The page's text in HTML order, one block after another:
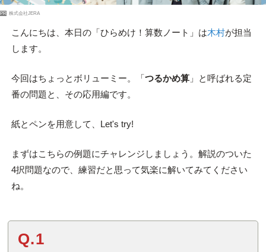
PR 株式会社JERA
こんにちは、本日の「ひらめけ！算数ノート」は木村が担当
します。
今回はちょっとボリューミー。「つるかめ算」と呼ばれる定
番の問題と、その応用編です。
紙とペンを用意して、Let's try!
まずはこちらの例題にチャレンジしましょう。解説のついた
4択問題なので、練習だと思って気楽に解いてみてください
ね。
Q.1